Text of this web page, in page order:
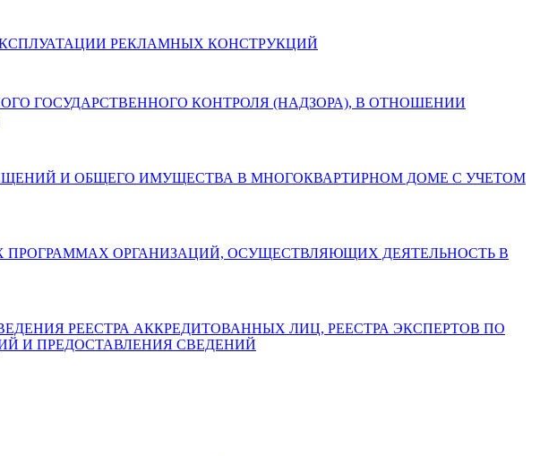
И ЭКСПЛУАТАЦИИ РЕКЛАМНЫХ КОНСТРУКЦИЙ
ГОСУДАРСТВЕННОГО КОНТРОЛЯ (НАДЗОРА), В ОТНОШЕНИИ
И ОБЩЕГО ИМУЩЕСТВА В МНОГОКВАРТИРНОМ ДОМЕ С УЧЕТОМ
ПРОГРАММАХ ОРГАНИЗАЦИЙ, ОСУЩЕСТВЛЯЮЩИХ ДЕЯТЕЛЬНОСТЬ В
И ВЕДЕНИЯ РЕЕСТРА АККРЕДИТОВАННЫХ ЛИЦ, РЕЕСТРА ЭКСПЕРТОВ ПО
И ПРЕДОСТАВЛЕНИЯ СВЕДЕНИЙ